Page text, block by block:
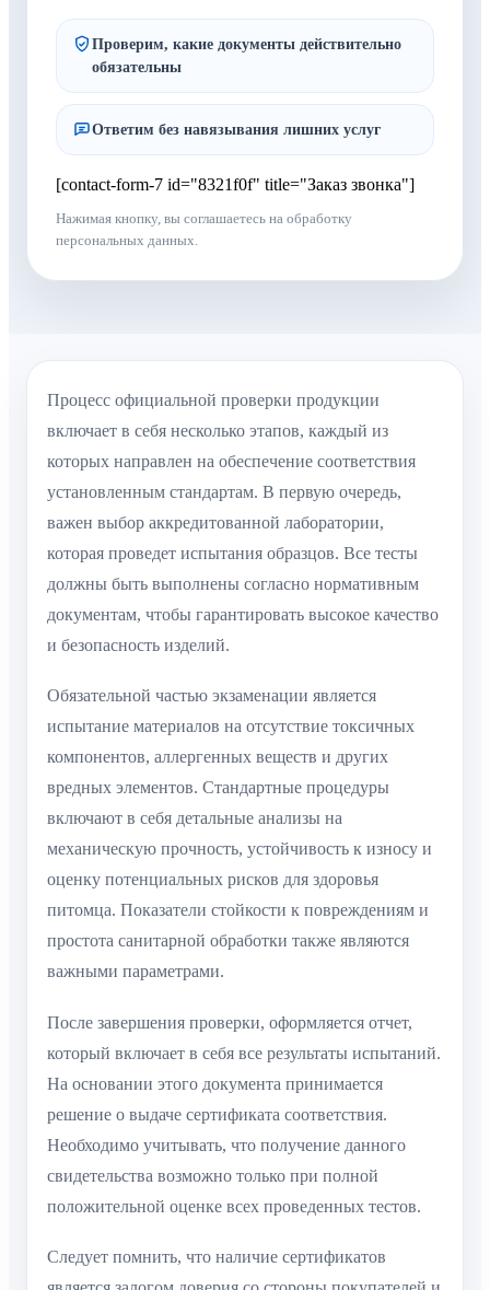
Проверим, какие документы действительно
обязательны
Ответим без навязывания лишних услуг
[contact-form-7 id="8321f0f" title="Заказ звонка"]
Нажимая кнопку, вы соглашаетесь на обработку
персональных данных.
Процесс официальной проверки продукции
включает в себя несколько этапов, каждый из
которых направлен на обеспечение соответствия
установленным стандартам. В первую очередь,
важен выбор аккредитованной лаборатории,
которая проведет испытания образцов. Все тесты
должны быть выполнены согласно нормативным
документам, чтобы гарантировать высокое качество
и безопасность изделий.
Обязательной частью экзаменации является
испытание материалов на отсутствие токсичных
компонентов, аллергенных веществ и других
вредных элементов. Стандартные процедуры
включают в себя детальные анализы на
механическую прочность, устойчивость к износу и
оценку потенциальных рисков для здоровья
питомца. Показатели стойкости к повреждениям и
простота санитарной обработки также являются
важными параметрами.
После завершения проверки, оформляется отчет,
который включает в себя все результаты испытаний.
На основании этого документа принимается
решение о выдаче сертификата соответствия.
Необходимо учитывать, что получение данного
свидетельства возможно только при полной
положительной оценке всех проведенных тестов.
Следует помнить, что наличие сертификатов